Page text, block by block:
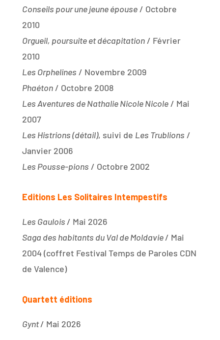
Conseils pour une jeune épouse/ Octobre
2010
Orgueil, poursuite et décapitation/ Février
2010
Les Orphelines / Novembre 2009
Phaéton/ Octobre 2008
Les Aventures de Nathalie Nicole Nicole/ Mai
2007
Les Histrions (détail), suivi de Les Trublions /
Janvier 2006
Les Pousse-pions / Octobre 2002
Editions Les Solitaires Intempestifs
Les Gaulois / Mai 2026
Saga des habitants du Val de Moldavie/ Mai
2004 (coffret Festival Temps de Paroles CDN
de Valence)
Quartett éditions
Gynt/ Mai 2026